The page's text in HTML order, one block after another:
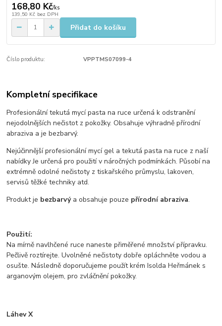
168,80 Kč/ks
139,50 Kč bez DPH
Přidat do košíku
Číslo produktu: VPPTMS07099-4
Kompletní specifikace
Profesionální tekutá mycí pasta na ruce určená k odstranění
nejodolnějších nečistot z pokožky. Obsahuje výhradně přírodní
abraziva a je bezbarvý.
​Nejúčinnější profesionální mycí gel a tekutá pasta na ruce z naší
nabídky Je určená pro použití v náročných podmínkách. Působí na
extrémně odolné nečistoty z tiskařského průmyslu, lakoven,
servisů těžké techniky atd.
Produkt je ​ bezbarvýa obsahuje pouze ​ přírodní abraziva.​
Použití:
Na mírně navlhčené ruce naneste přiměřené množství přípravku.
Pečlivě roztírejte. Uvolněné nečistoty dobře opláchněte vodou a
osušte. Následně doporučujeme použít krém Isolda Heřmánek s
arganovým olejem, pro zvláčnění pokožky.​
Láhev X